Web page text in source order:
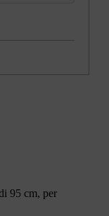
95 cm, per